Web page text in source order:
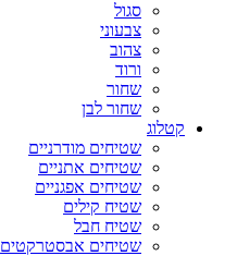
סגול
צבעוני
צהוב
ורוד
שחור
שחור לבן
קטלוג
שטיחים מודרניים
שטיחים אתניים
שטיחים אפגניים
שטיח קילים
שטיח חבל
שטיחים אבסטרקטים